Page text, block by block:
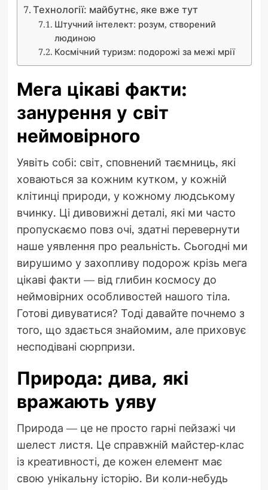
Технології: майбутнє, яке вже тут
Штучний інтелект: розум, створений
людиною
Космічний туризм: подорожі за межі мрії
Мега цікаві факти:
занурення у світ
неймовірного
Уявіть собі: світ, сповнений таємниць, які
ховаються за кожним кутком, у кожній
клітинці природи, у кожному людському
вчинку. Ці дивовижні деталі, які ми часто
пропускаємо повз очі, здатні перевернути
наше уявлення про реальність. Сьогодні ми
вирушимо у захопливу подорож крізь мега
цікаві факти — від глибин космосу до
неймовірних особливостей нашого тіла.
Готові дивуватися? Тоді давайте почнемо з
того, що здається знайомим, але приховує
несподівані сюрпризи.
Природа: дива, які
вражають уяву
Природа — це не просто гарні пейзажі чи
шелест листя. Це справжній майстер-клас
із креативності, де кожен елемент має
свою унікальну історію. Ви коли-небудь